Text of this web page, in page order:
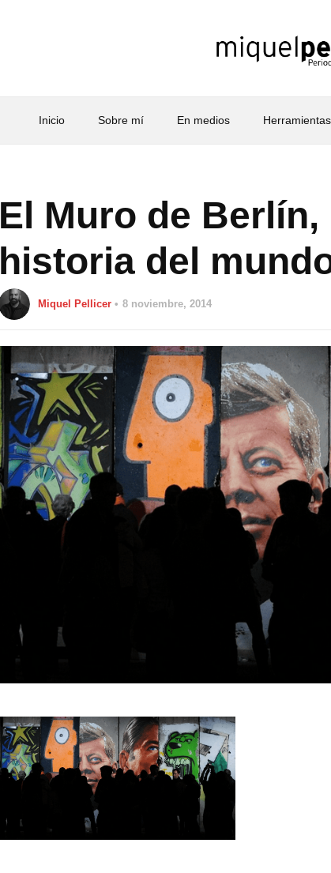
Inicio Sobre mí En medios Herramientas
El Muro de
historia del
Miquel Pellicer 8 noviembre, 2014